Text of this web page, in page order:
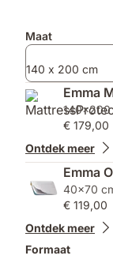
Maat
140 x 200 cm
Emma
140x200
€ 179,00
Ontdek meer
Emma
40x70
€ 119,00
Ontdek meer
Formaat